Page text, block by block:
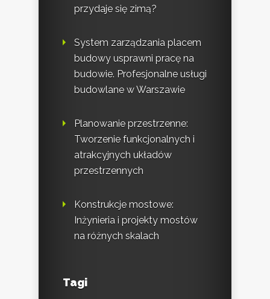
przydaje się zimą?
System zarządzania placem
budowy usprawni pracę na
budowie. Profesjonalne usługi
budowlane w Warszawie
Planowanie przestrzenne:
Tworzenie funkcjonalnych i
atrakcyjnych układów
przestrzennych
Konstrukcje mostowe:
Inżynieria i projekty mostów
na różnych skalach
Tagi